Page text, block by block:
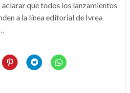
que todos los lanzamientos
a la línea editorial de Ivrea